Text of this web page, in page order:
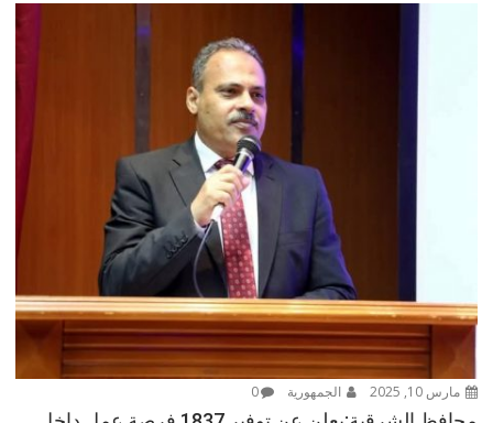
مارس 10, 2025 الجمهورية 0